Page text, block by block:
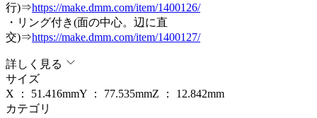
行)⇒https://make.dmm.com/item/1400126/
・リング付き(面の中心。辺に直
交)⇒https://make.dmm.com/item/1400127/
詳しく見る
サイズ
X ： 51.416mmY ： 77.535mmZ ： 12.842mm
カテゴリ